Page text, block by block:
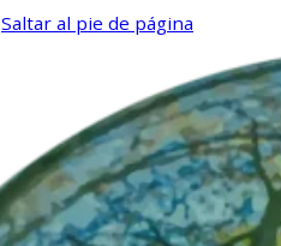
Saltar al pie de página